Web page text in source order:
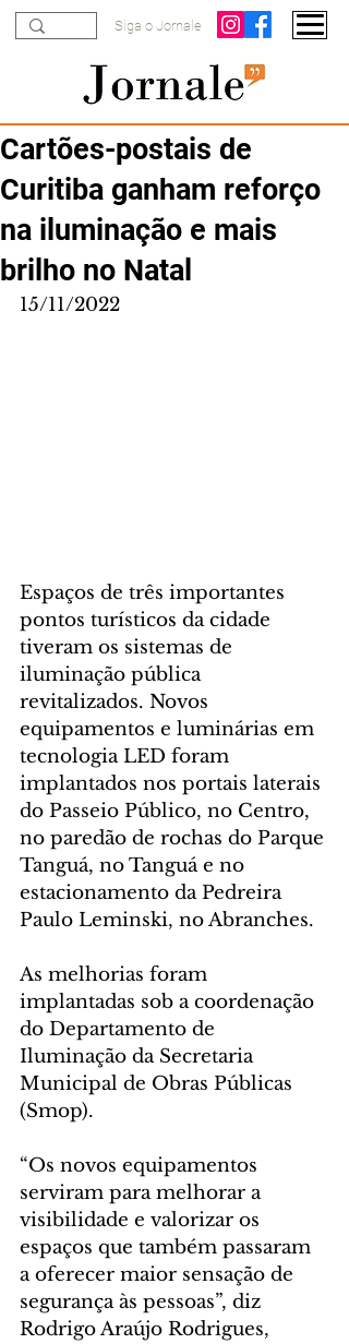
Siga o Jornale
Cartões-postais de
Curitiba ganham reforço
na iluminação e mais
brilho no Natal
15/11/2022
Espaços de três importantes
pontos turísticos da cidade
tiveram os sistemas de
iluminação pública
revitalizados. Novos
equipamentos e luminárias em
tecnologia LED foram
implantados nos portais laterais
do Passeio Público, no Centro,
no paredão de rochas do Parque
Tanguá, no Tanguá e no
estacionamento da Pedreira
Paulo Leminski, no Abranches.
As melhorias foram
implantadas sob a coordenação
do Departamento de
Iluminação da Secretaria
Municipal de Obras Públicas
(Smop).
“Os novos equipamentos
serviram para melhorar a
visibilidade e valorizar os
espaços que também passaram
a oferecer maior sensação de
segurança às pessoas”, diz
Rodrigo Araújo Rodrigues,